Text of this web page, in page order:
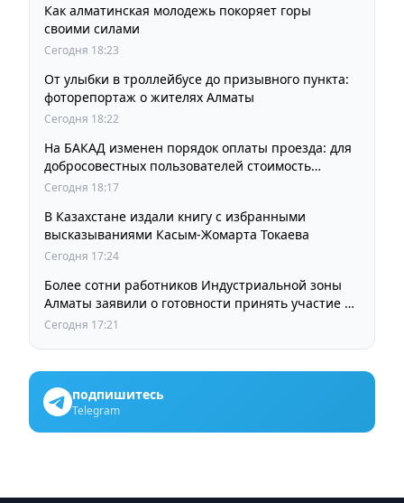
Как алматинская молодежь покоряет горы
своими силами
Сегодня 18:23
От улыбки в троллейбусе до призывного пункта:
фоторепортаж о жителях Алматы
Сегодня 18:22
На БАКАД изменен порядок оплаты проезда: для
добросовестных пользователей стоимость
остается прежней
Сегодня 18:17
В Казахстане издали книгу с избранными
высказываниями Касым-Жомарта Токаева
Сегодня 17:24
Более сотни работников Индустриальной зоны
Алматы заявили о готовности принять участие в
выборах членов Курылтая
Сегодня 17:21
подпишитесь
Telegram